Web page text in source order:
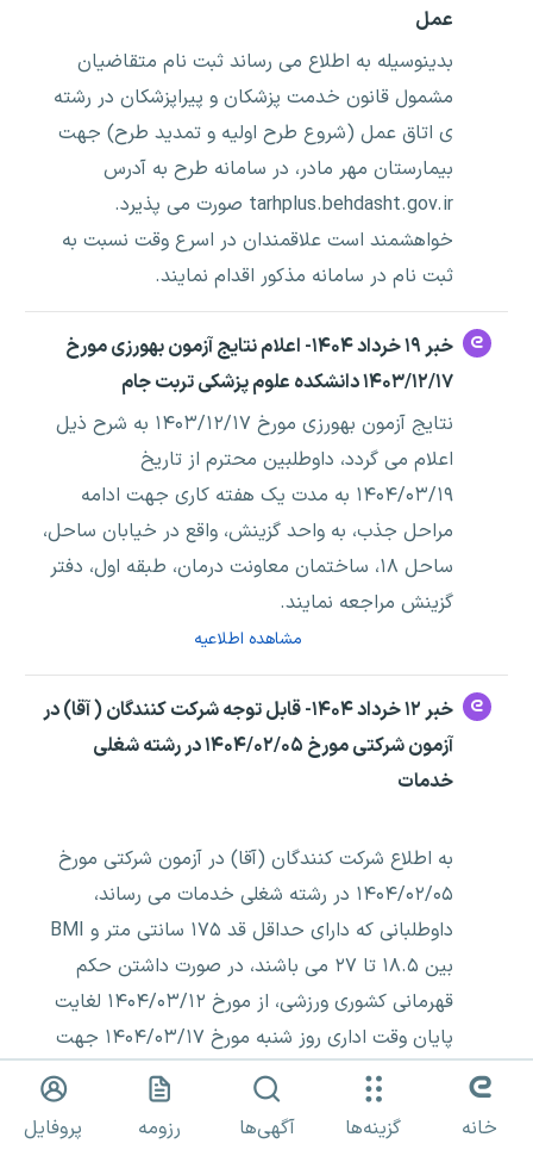
عمل
بدینوسیله به اطلاع می رساند ثبت نام متقاضیان
مشمول قانون خدمت پزشکان و پیراپزشکان در رشته
ی اتاق عمل (شروع طرح اولیه و تمدید طرح) جهت
بیمارستان مهر مادر، در سامانه طرح به آدرس
tarhplus.behdasht.gov.ir صورت می پذیرد.
خواهشمند است علاقمندان در اسرع وقت نسبت به
ثبت نام در سامانه مذکور اقدام نمایند.
خبر ۱۹ خرداد ۱۴۰۴- اعلام نتایج آزمون بهورزی مورخ
۱۴۰۳/۱۲/۱۷ دانشکده علوم پزشکی تربت جام
نتایج آزمون بهورزی مورخ ۱۴۰۳/۱۲/۱۷ به شرح ذیل
اعلام می گردد، داوطلبین محترم از تاریخ
۱۴۰۴/۰۳/۱۹ به مدت یک هفته کاری جهت ادامه
مراحل جذب، به واحد گزینش، واقع در خیابان ساحل،
ساحل ۱۸، ساختمان معاونت درمان، طبقه اول، دفتر
گزینش مراجعه نمایند.
مشاهده اطلاعیه
خبر ۱۲ خرداد ۱۴۰۴- قابل توجه شرکت کنندگان ( آقا) در
آزمون شرکتی مورخ ۱۴۰۴/۰۲/۰۵ در رشته شغلی
خدمات
به اطلاع شرکت کنندگان (آقا) در آزمون شرکتی مورخ
۱۴۰۴/۰۲/۰۵ در رشته شغلی خدمات می رساند،
داوطلبانی که دارای حداقل قد ۱۷۵ سانتی متر و BMI
بین ۱۸.۵ تا ۲۷ می باشند، در صورت داشتن حکم
قهرمانی کشوری ورزشی، از مورخ ۱۴۰۴/۰۳/۱۲ لغایت
پایان وقت اداری روز شنبه مورخ ۱۴۰۴/۰۳/۱۷ جهت
ارائه احکام مربوطه به واحد منابع انسانی واقع در
خیابان شهید بهشتی، ستاد دانشکده علوم پزشکی،
ساختمان شماره یک مراجعه نمایند.
خانه گزینه‌ها آگهی‌ها رزومه پروفایل